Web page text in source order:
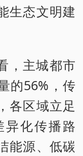
生态文明建
，主城都市
的56%，传
各区域立足
化传播路
能源、低碳